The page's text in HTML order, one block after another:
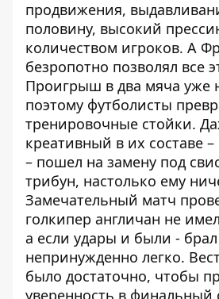
продвижения,
половину, высокий
количеством игроков. А
безропотно позволял все
Проигрыш в два мяча уже
поэтому футболисты
тренировочные стойки.
креативный в их составе
– пошел на замену под
трибун, настолько ему
Замечательный матч
голкипер англичан не
а если удары и были -
непринужденно легко.
было достаточно, чтобы
уверенность в финальный